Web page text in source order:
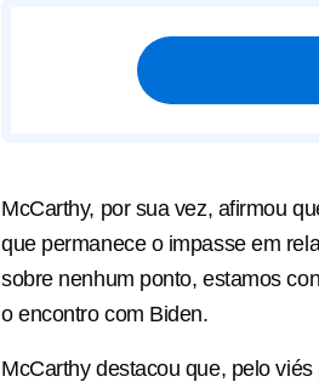
McCarthy, por sua vez, afirmou
que permanece o impasse em
sobre nenhum ponto, estamos
o encontro com Biden.
McCarthy destacou que, pelo